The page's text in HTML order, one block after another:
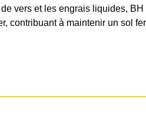
vers et les engrais liquides,
contribuant à maintenir un sol